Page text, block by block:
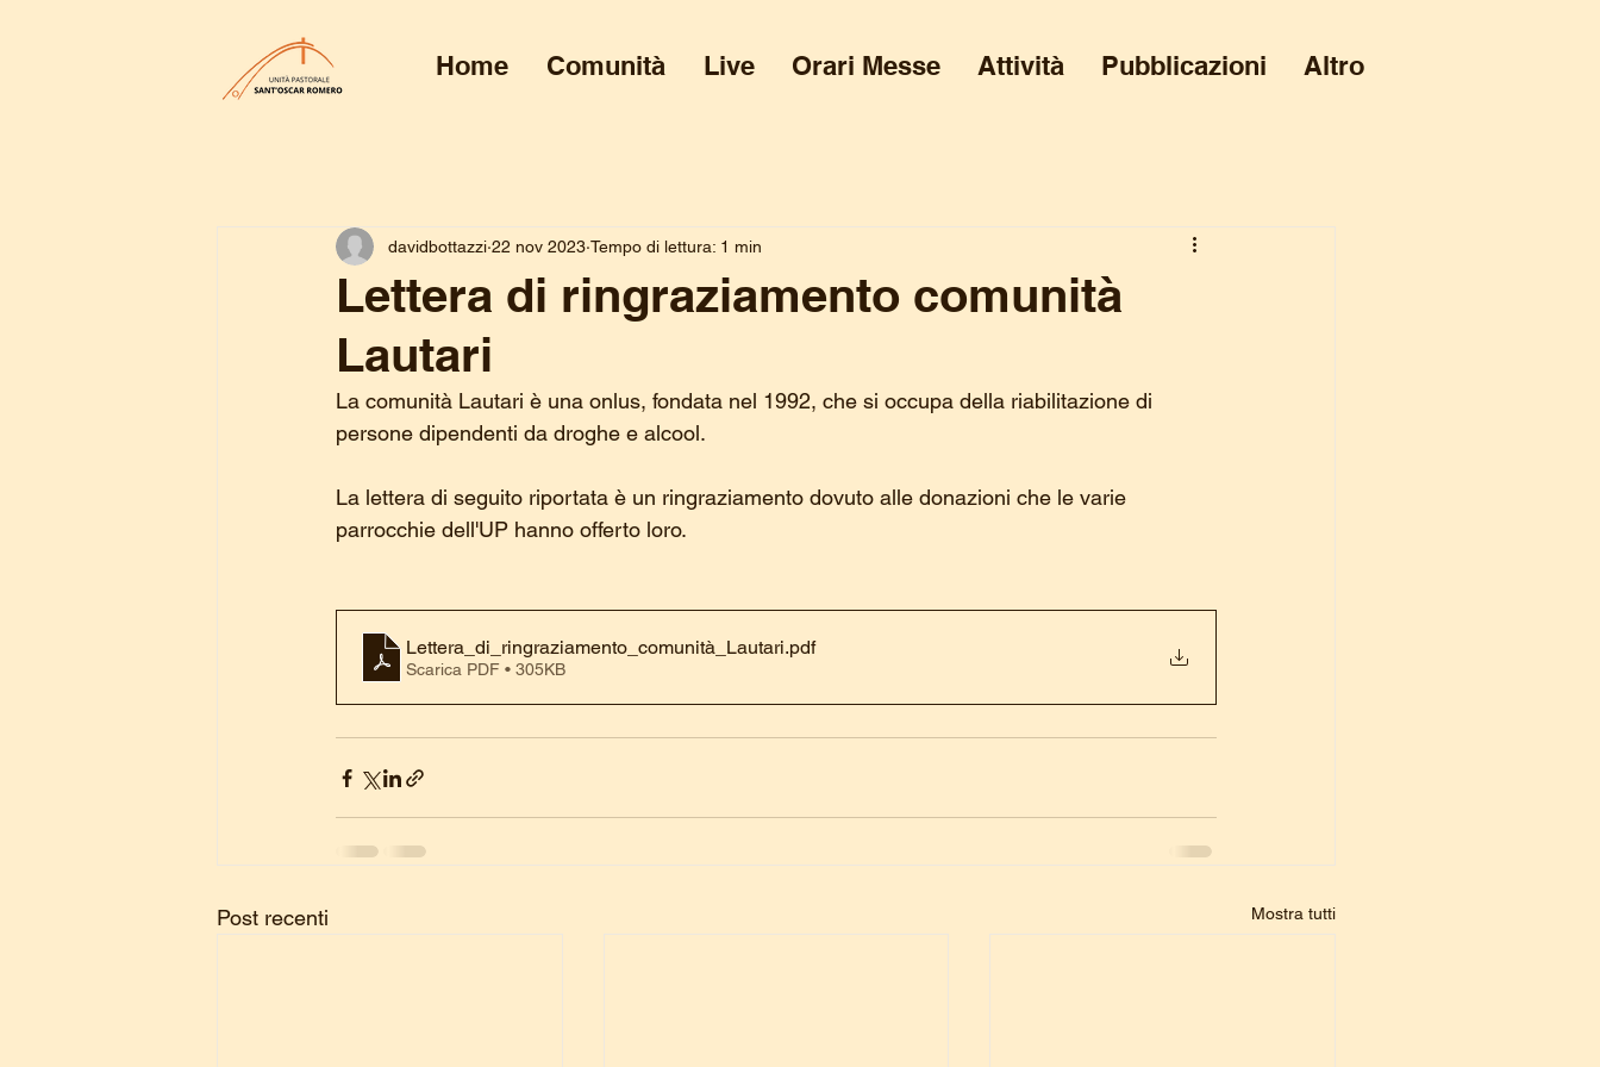
Home Comunità Live Orari Messe Attività Pubblicazioni Altro
Lettera di ringraziamento comunità
Lautari
davidbottazzi 22 nov 2023 Tempo di lettura: 1 min
La comunità Lautari è una onlus, fondata nel 1992, che si occupa della riabilitazione di
persone dipendenti da droghe e alcool.
La lettera di seguito riportata è un ringraziamento dovuto alle donazioni che le varie
parrocchie dell'UP hanno offerto loro.
Lettera_di_ringraziamento_comunità_Lautari.pdf
Scarica PDF • 305KB
Post recenti Mostra tutti